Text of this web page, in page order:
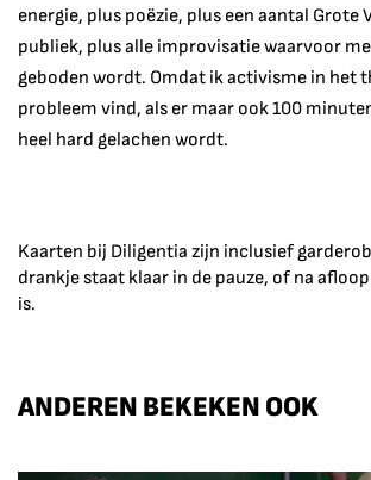
energie, plus poëzie, plus een aantal Grote
publiek, plus alle improvisatie waarvoor
geboden wordt. Omdat ik activisme in het
probleem vind, als er maar ook 100
heel hard gelachen wordt.
Kaarten bij Diligentia zijn inclusief
drankje staat klaar in de pauze, of na
is.
ANDEREN BEKEKEN OOK